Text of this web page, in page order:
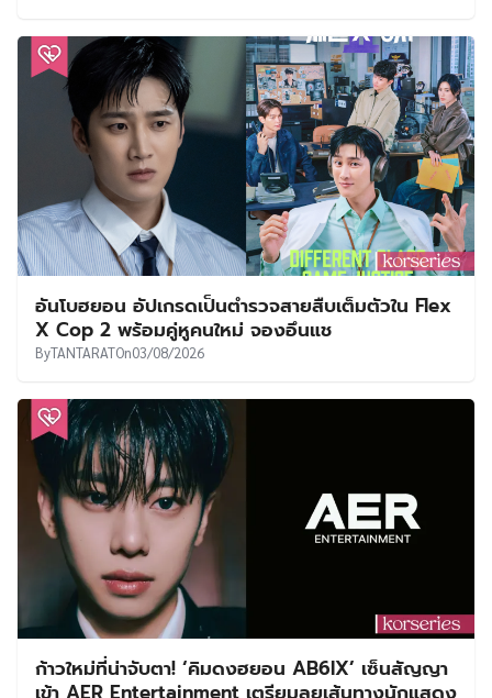
อันโบฮยอน อัปเกรดเป็นตำรวจสายสืบเต็มตัวใน Flex
X Cop 2 พร้อมคู่หูคนใหม่ จองอึนแช
ByTANTARATOn03/08/2026
ก้าวใหม่ที่น่าจับตา! ‘คิมดงฮยอน AB6IX’ เซ็นสัญญา